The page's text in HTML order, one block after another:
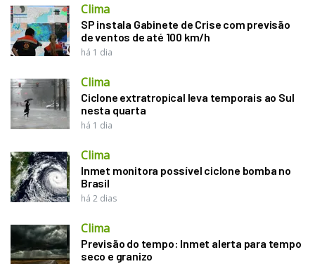
Clima
SP instala Gabinete de Crise com previsão
de ventos de até 100 km/h
há 1 dia
Clima
Ciclone extratropical leva temporais ao Sul
nesta quarta
há 1 dia
Clima
Inmet monitora possível ciclone bomba no
Brasil
há 2 dias
Clima
Previsão do tempo: Inmet alerta para tempo
seco e granizo